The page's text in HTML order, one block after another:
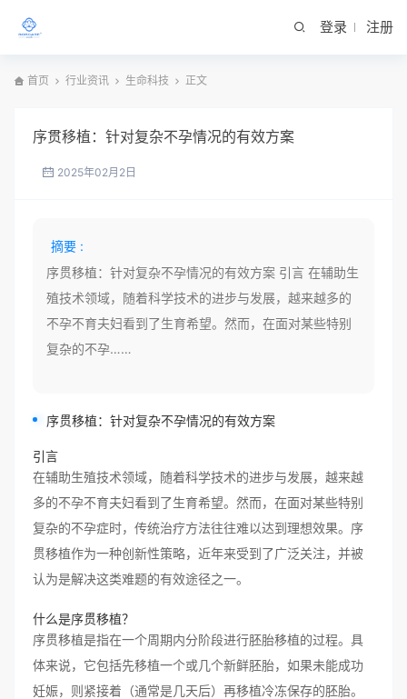
登录 注册
首页 行业资讯 生命科技 正文
序贯移植：针对复杂不孕情况的有效方案
2025年02月2日
摘要 :
序贯移植：针对复杂不孕情况的有效方案 引言 在辅助生
殖技术领域，随着科学技术的进步与发展，越来越多的
不孕不育夫妇看到了生育希望。然而，在面对某些特别
复杂的不孕……
序贯移植：针对复杂不孕情况的有效方案
引言
在辅助生殖技术领域，随着科学技术的进步与发展，越来越
多的不孕不育夫妇看到了生育希望。然而，在面对某些特别
复杂的不孕症时，传统治疗方法往往难以达到理想效果。序
贯移植作为一种创新性策略，近年来受到了广泛关注，并被
认为是解决这类难题的有效途径之一。
什么是序贯移植？
序贯移植是指在一个周期内分阶段进行胚胎移植的过程。具
体来说，它包括先移植一个或几个新鲜胚胎，如果未能成功
妊娠，则紧接着（通常是几天后）再移植冷冻保存的胚胎。